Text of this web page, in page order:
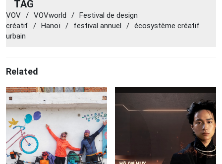
TAG
VOV / VOVworld / Festival de design
créatif
/ Hanoï / festival annuel / écosystème créatif
urbain
Related